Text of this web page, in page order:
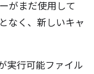
がまだ使用して
なく、新しいキャ
実行可能ファイル